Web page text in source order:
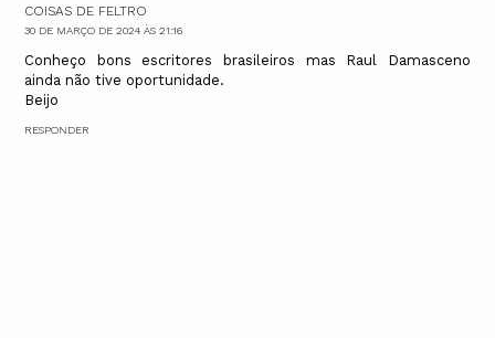
COISAS DE FELTRO
30 DE MARÇO DE 2024 ÀS 21:16
Conheço bons escritores brasileiros mas Raul Damasceno
ainda não tive oportunidade.
Beijo
RESPONDER